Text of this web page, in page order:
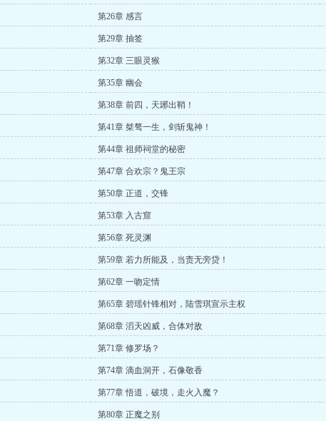
第26章 感言
第29章 抽签
第32章 三眼灵猴
第35章 幽会
第38章 前四，天琊出鞘！
第41章 桀骜一生，剑斩鬼神！
第44章 祖师祠堂的秘密
第47章 合欢宗？鬼王宗
第50章 正道，交锋
第53章 入古窟
第56章 死灵渊
第59章 若力所能及，当责无旁贷！
第62章 一吻定情
第65章 碧瑶针锋相对，陆雪琪宣示主权
第68章 滔天凶威，合体对敌
第71章 修罗场？
第74章 滴血洞开，石像敬香
第77章 悟道，破境，走火入魔？
第80章 正魔之别